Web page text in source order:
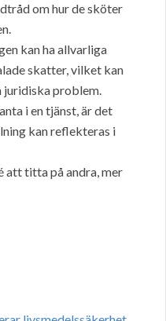
om hur de sköter
kan ha allvarliga
skatter, vilket kan
juridiska problem.
i en tjänst, är det
kan reflekteras i
att titta på andra, mer